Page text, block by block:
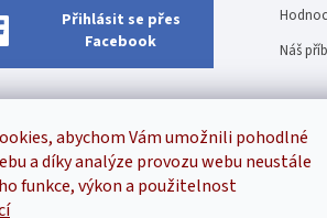
abychom Vám umožnili pohodlné
a díky analýze provozu webu neustále
funkce, výkon a použitelnost
Přihlásit se přes
Facebook
Náš